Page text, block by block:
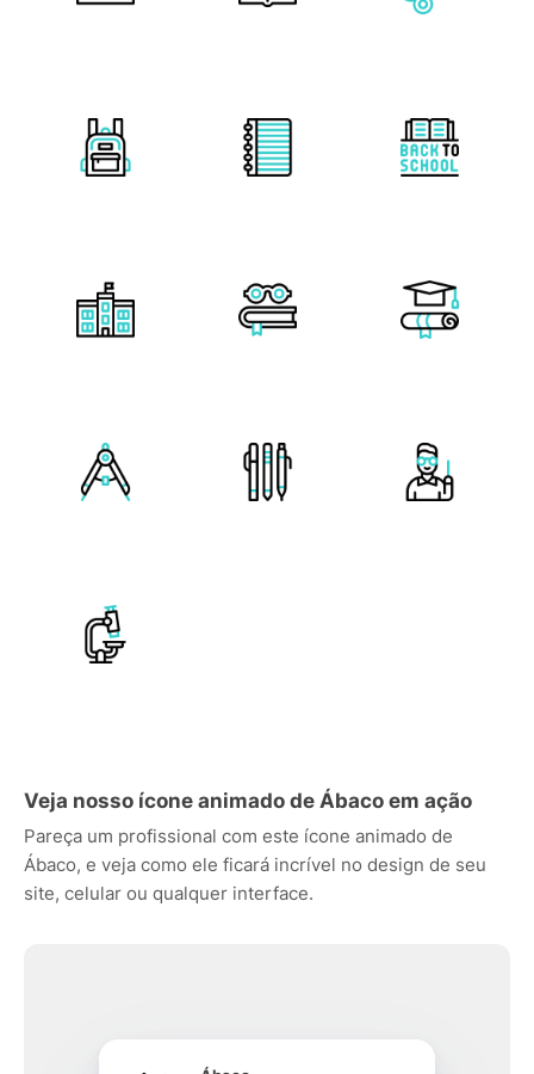
Veja nosso ícone animado de Ábaco em ação
Pareça um profissional com este ícone animado de
Ábaco, e veja como ele ficará incrível no design de seu
site, celular ou qualquer interface.